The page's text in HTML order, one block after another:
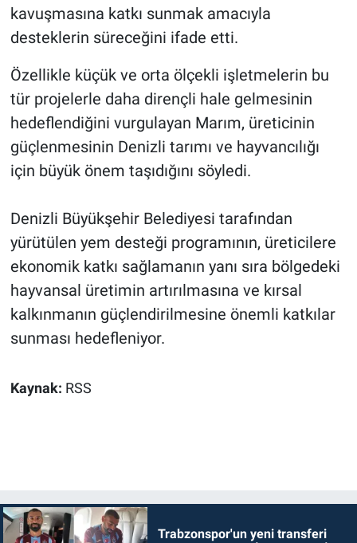
kavuşmasına katkı sunmak amacıyla
desteklerin süreceğini ifade etti.
Özellikle küçük ve orta ölçekli işletmelerin bu
tür projelerle daha dirençli hale gelmesinin
hedeflendiğini vurgulayan Marım, üreticinin
güçlenmesinin Denizli tarımı ve hayvancılığı
için büyük önem taşıdığını söyledi.
Denizli Büyükşehir Belediyesi tarafından
yürütülen yem desteği programının, üreticilere
ekonomik katkı sağlamanın yanı sıra bölgedeki
hayvansal üretimin artırılmasına ve kırsal
kalkınmanın güçlendirilmesine önemli katkılar
sunması hedefleniyor.
Kaynak: RSS
Trabzonspor'un yeni transferi